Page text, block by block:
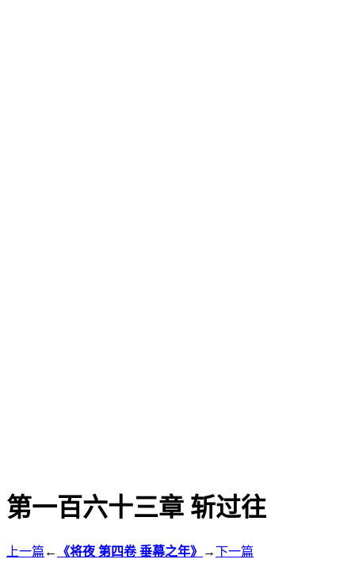
第一百六十三章 斩过往
上一篇 ← 《将夜 第四卷 垂幕之年》 →下一篇